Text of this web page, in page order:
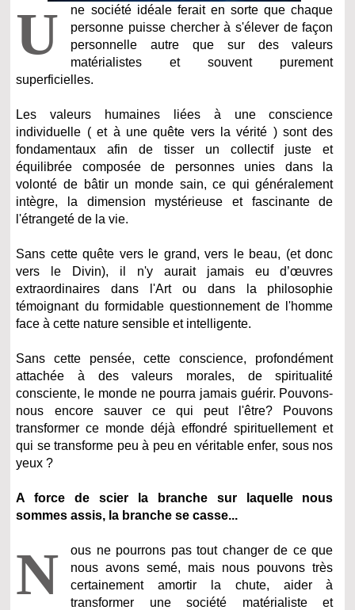
U
ne société idéale ferait en sorte que chaque
personne puisse chercher à s'élever de façon
personnelle autre que sur des valeurs
matérialistes et souvent purement
superficielles.
Les valeurs humaines liées à une conscience
individuelle ( et à une quête vers la vérité ) sont des
fondamentaux afin de tisser un collectif juste et
équilibrée composée de personnes unies dans la
volonté de bâtir un monde sain, ce qui généralement
intègre, la dimension mystérieuse et fascinante de
l'étrangeté de la vie.
Sans cette quête vers le grand, vers le beau, (et donc
vers le Divin), il n'y aurait jamais eu d’œuvres
extraordinaires dans l'Art ou dans la philosophie
témoignant du formidable questionnement de l'homme
face à cette nature sensible et intelligente.
Sans cette pensée, cette conscience, profondément
attachée à des valeurs morales, de spiritualité
consciente, le monde ne pourra jamais guérir. Pouvons-
nous encore sauver ce qui peut l'être? Pouvons
transformer ce monde déjà effondré spirituellement et
qui se transforme peu à peu en véritable enfer, sous nos
yeux ?
A force de scier la branche sur laquelle nous
sommes assis, la branche se casse...
N
ous ne pourrons pas tout changer de ce que
nous avons semé, mais nous pouvons très
certainement amortir la chute, aider à
transformer une société matérialiste et